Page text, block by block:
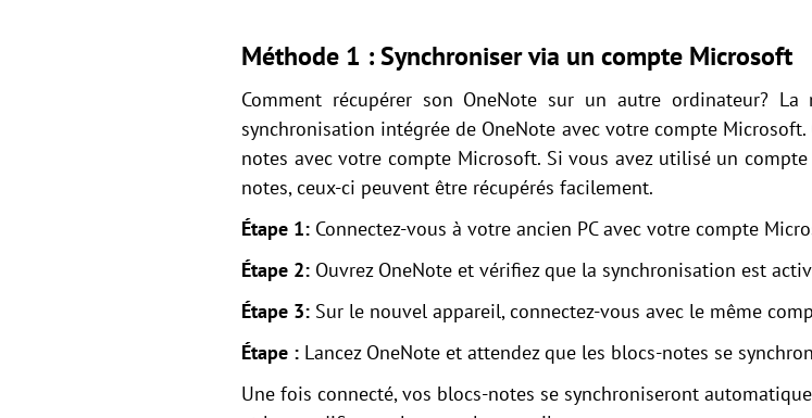
Méthode 1 : Synchroniser via un compte Microsoft
Comment récupérer son OneNote sur un autre ordinateur?
synchronisation intégrée de OneNote avec votre compte
notes avec votre compte Microsoft. Si vous avez utilisé un
notes, ceux-ci peuvent être récupérés facilement.
Étape 1: Connectez-vous à votre ancien PC avec votre compte
Étape 2: Ouvrez OneNote et vérifiez que la synchronisation est
Étape 3: Sur le nouvel appareil, connectez-vous avec le même
Étape : Lancez OneNote et attendez que les blocs-notes se
Une fois connecté, vos blocs-notes se synchroniseront